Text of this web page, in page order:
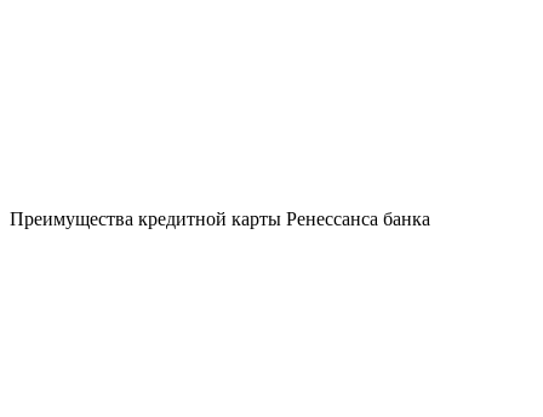
Преимущества кредитной карты Ренессанса банка